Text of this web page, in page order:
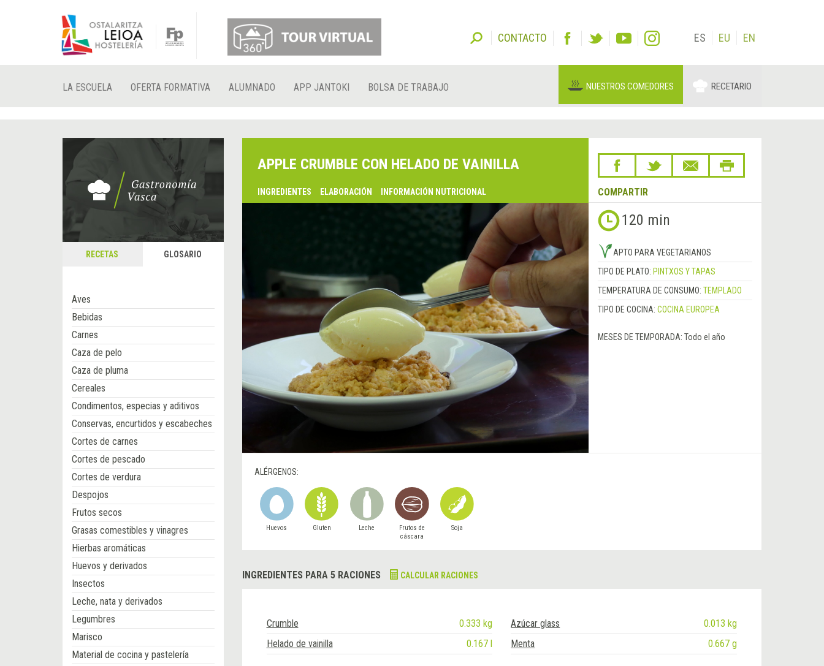
CONTACTO ES EU EN
LA ESCUELA OFERTA FORMATIVA ALUMNADO APP JANTOKI BOLSA DE TRABAJO NUESTROS COMEDORES RECETARIO
RECETAS GLOSARIO
Aves
Bebidas
Carnes
Caza de pelo
Caza de pluma
Cereales
Condimentos, especias y aditivos
Conservas, encurtidos y escabeches
Cortes de carnes
Cortes de pescado
Cortes de verdura
Despojos
Frutos secos
Grasas comestibles y vinagres
Hierbas aromáticas
Huevos y derivados
Insectos
Leche, nata y derivados
Legumbres
Marisco
Material de cocina y pastelería
APPLE CRUMBLE CON HELADO DE VAINILLA
INGREDIENTES ELABORACIÓN INFORMACIÓN NUTRICIONAL COMPARTIR
120 min
APTO PARA VEGETARIANOS
TIPO DE PLATO: PINTXOS Y TAPAS
TEMPERATURA DE CONSUMO: TEMPLADO
TIPO DE COCINA: COCINA EUROPEA
MESES DE TEMPORADA: Todo el año
ALÉRGENOS:
Huevos Gluten Leche
Frutos de
cáscara
Soja
INGREDIENTES PARA 5 RACIONES CALCULAR RACIONES
Crumble 0.333 kg Azúcar glass
0.013 kg
Helado de vainilla
0.167 l Menta 0.667 g